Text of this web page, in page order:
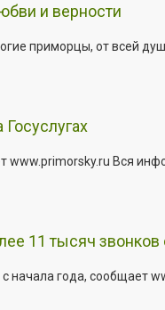
и верности
приморцы, от всей
Вся
11 тысяч звонков
года, сообщает